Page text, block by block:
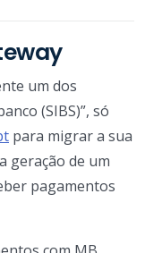
um dos
(SIBS)”, só
para migrar a sua
geração de um
pagamentos